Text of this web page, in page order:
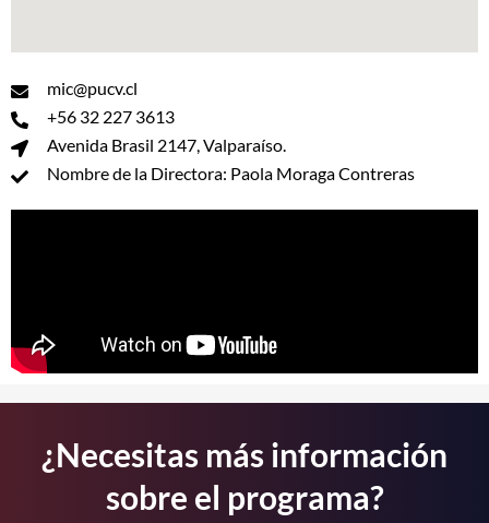
mic@pucv.cl
+56 32 227 3613
Avenida Brasil 2147, Valparaíso.
Nombre de la Directora: Paola Moraga Contreras
¿Necesitas más información
sobre el programa?